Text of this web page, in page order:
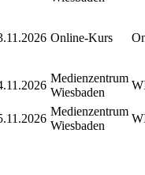
Online-Kurs
Medienzentrum
Wiesbaden
Medienzentrum
Wiesbaden